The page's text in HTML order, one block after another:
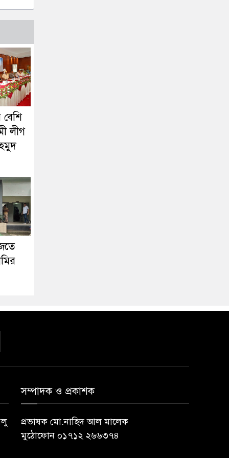
লীগ
সম্পাদক ও প্রকাশক
প্রভাষক মো.নাহিদ আল মালেক
মুঠোফোন ০১৭১২ ২৬৬৩৭৪